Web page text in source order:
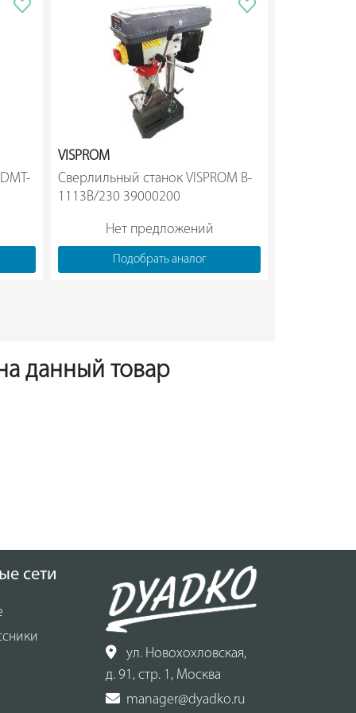
VISPROM
Сверлильный станок VISPROM B-
Нет предложений
Подобрать аналог
данный товар
сети
ул. Новохохловская,
д. 91, стр. 1, Москва
manager@dyadko.ru